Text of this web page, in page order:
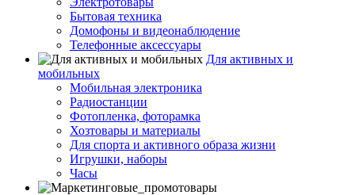
Бытовая техника
Домофоны и видеонаблюдение
Телефонные аксессуары
Для активных и
мобильных
Мобильная электроника
Радиостанции
Фотопленка, фоторамка
Хозтовары и материалы
Для спорта и активного образа жизни
Игрушки, наборы
Часы